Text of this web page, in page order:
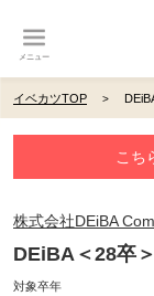
メニュー
イベカツTOP
こち
株式会社DEiBA
DEiBA＜28卒
対象卒年